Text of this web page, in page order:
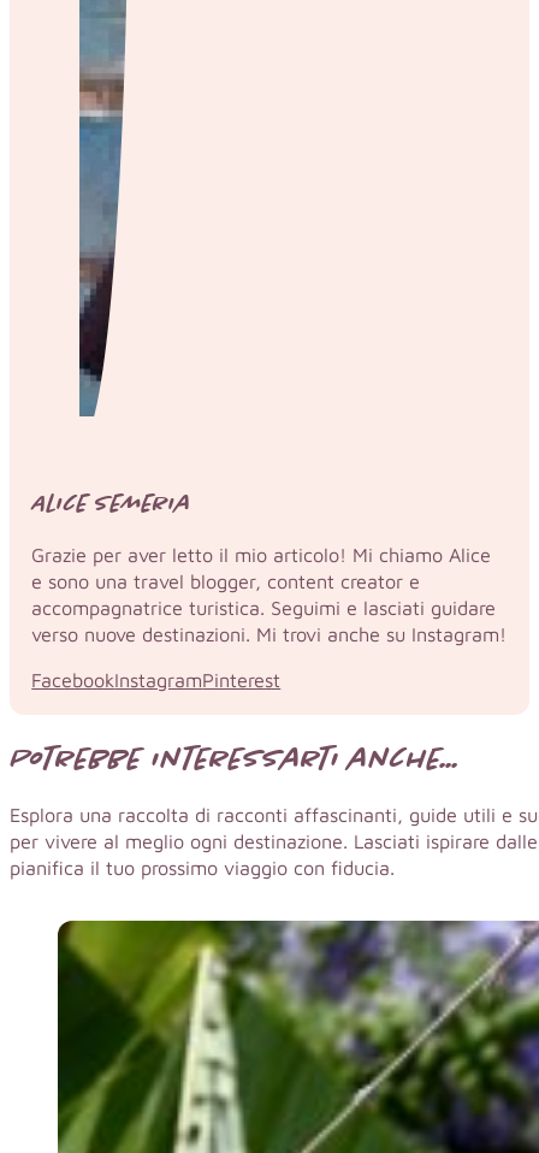
Alice Semeria
Grazie per aver letto il mio articolo! Mi chiamo Alice
e sono una travel blogger, content creator e
accompagnatrice turistica. Seguimi e lasciati guidare
verso nuove destinazioni. Mi trovi anche su Instagram!
FacebookInstagramPinterest
Potrebbe interessarti anche...
Esplora una raccolta di racconti affascinanti, guide utili e
per vivere al meglio ogni destinazione. Lasciati ispirare
pianifica il tuo prossimo viaggio con fiducia.